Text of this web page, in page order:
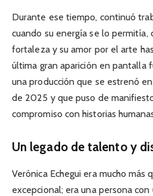
Durante ese tiempo, continuó
cuando su energía se lo permitía,
fortaleza y su amor por el arte
última gran aparición en pantalla
una producción que se estrenó
de 2025 y que puso de
compromiso con historias
Un legado de talento y
Verónica Echegui era mucho más
excepcional; era una persona